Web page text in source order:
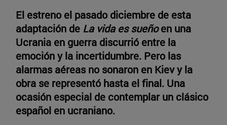
El estreno el pasado diciembre de esta
adaptación de La vida es sueñoen una
Ucrania en guerra discurrió entre la
emoción y la incertidumbre. Pero las
alarmas aéreas no sonaron en Kiev y la
obra se representó hasta el final. Una
ocasión especial de contemplar un clásico
español en ucraniano.